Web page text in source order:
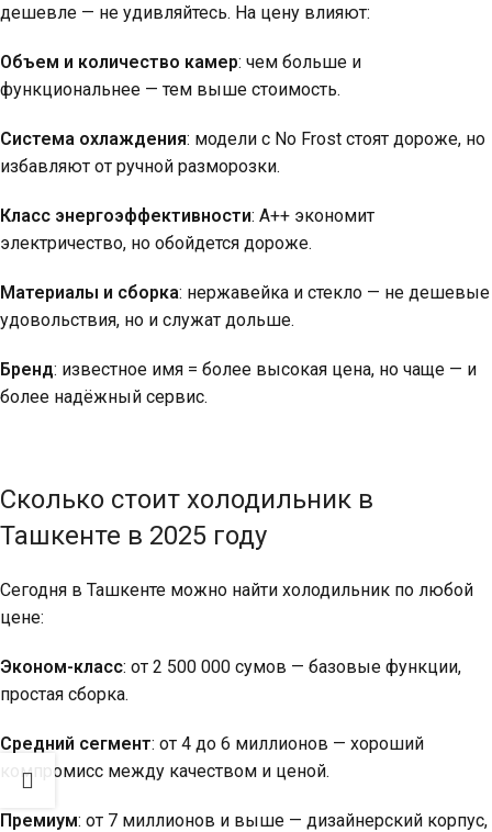
дешевле — не удивляйтесь. На цену влияют:
Объем и количество камер: чем больше и
функциональнее — тем выше стоимость.
Система охлаждения: модели с No Frost стоят дороже, но
избавляют от ручной разморозки.
Класс энергоэффективности: А++ экономит
электричество, но обойдется дороже.
Материалы и сборка: нержавейка и стекло — не дешевые
удовольствия, но и служат дольше.
Бренд: известное имя = более высокая цена, но чаще — и
более надёжный сервис.
Сколько стоит холодильник в
Ташкенте в 2025 году
Сегодня в Ташкенте можно найти холодильник по любой
цене:
Эконом-класс: от 2 500 000 сумов — базовые функции,
простая сборка.
Средний сегмент: от 4 до 6 миллионов — хороший
компромисс между качеством и ценой.
Премиум: от 7 миллионов и выше — дизайнерский корпус,